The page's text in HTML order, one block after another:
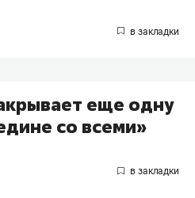
еще одну
со всеми»